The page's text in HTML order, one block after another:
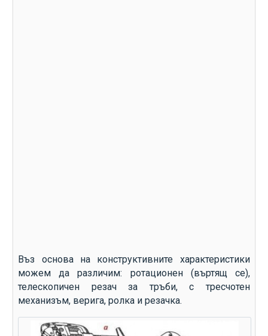
Въз основа на конструктивните характеристики
можем да различим: ротационен (въртящ се),
телескопичен резач за тръби, с тресчотен
механизъм, верига, ролка и резачка.